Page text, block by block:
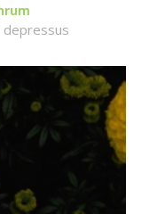
depressus